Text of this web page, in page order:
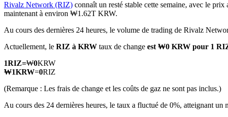
Futures COIN-M
Contrats à terme sur crypto-monnaie
Rivalz Network (RIZ) connaît un resté stable cette semaine, avec le prix
maintenant à environ ₩1.62T KRW.
Au cours des dernières 24 heures, le volume de trading de Rivalz
Actuellement, le RIZ à KRW taux de change est ₩0 KRW pour 1
1RIZ=₩0KRW
₩1KRW=0RIZ
(Remarque : Les frais de change et les coûts de gaz ne sont pas inclus.)
Au cours des 24 dernières heures, le taux a fluctué de 0%, atteignant